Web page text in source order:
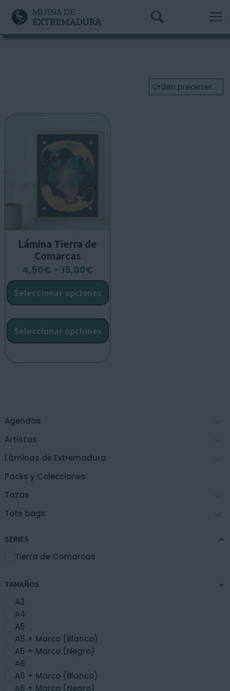
Agendas
Artistas
Láminas de Extremadura
Packs y Colecciones
Tazas
Tote bags
SERIES
Tierra de Comarcas
TAMAÑOS
A3
A4
A5
A5 + Marco (Blanco)
A5 + Marco (Negro)
A6
A6 + Marco (Blanco)
A6 + Marco (Negro)
Lámina Tierra de
Comarcas
4,50€ - 15,00€Rango
de
precios:
desde
4,50€
hasta
15,00€
Seleccionar opciones
Seleccionar opciones
producto
tiene
múltiples